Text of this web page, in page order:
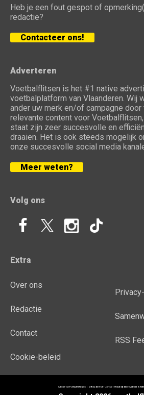
Heb je een fout gespot of
redactie?
Contacteer ons!
Adverteren
Voetbalflitsen is het #1 native
voetbalplatform van Vlaanderen. Wij
ander uw merk en/of campagne door
relevante content voor
staat zijn zeer succesvolle en
draaien. Het is ook steeds mogelijk
onze succesvolle social media
Meer weten?
Volg ons
Extra
Over ons
Redactie
Contact
Cookie-beleid
RSS